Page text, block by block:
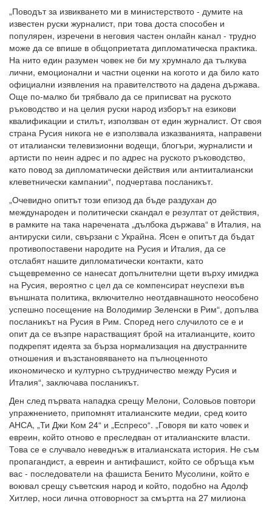
„Поводът за извикването ми в министерството - думите на
известен руски журналист, при това доста способен и
популярен, изречени в неговия частен онлайн канал - трудно
може да се впише в общоприетата дипломатическа практика.
На нито един разумен човек не би му хрумнало да тълкува
лични, емоционални и частни оценки на когото и да било като
официални изявления на правителството на дадена държава.
Още по-малко би трябвало да се приписват на руското
ръководство и на целия руски народ изборът на езикови
квалификации и стилът, използван от един журналист. От своя
страна Русия никога не е използвала изказванията, направени
от италиански телевизионни водещи, блогъри, журналисти и
артисти по неин адрес и по адрес на руското ръководство,
като повод за дипломатически действия или антииталиански
клеветнически кампании“, подчертава посланикът.
„Очевидно опитът този епизод да бъде раздухан до
международен и политически скандал е резултат от действия,
в рамките на така наречената „дълбока държава“ в Италия, на
антируски сили, свързани с Украйна. Ясен е опитът да бъдат
противопоставени народите на Русия и Италия, да се
отслабят нашите дипломатически контакти, като
същевременно се нанесат допълнителни щети върху имиджа
на Русия, вероятно с цел да се компенсират неуспехи във
външната политика, включително неотдавнашното неособено
успешно посещение на Володимир Зеленски в Рим“, допълва
посланикът на Русия в Рим. Според него случилото се е и
опит да се възпре нарастващият брой на италианците, които
подкрепят идеята за бърза нормализация на двустранните
отношения и възстановяването на пълноценното
икономическо и културно сътрудничество между Русия и
Италия“, заключава посланикът.
Ден след първата нападка срещу Мелони, Соловьов повтори
упражнението, припомнят италианските медии, сред които
АНСА, „Ти Джи Ком 24“ и „Еспресо“. „Говоря ви като човек и
евреин, който отново е преследван от италианските власти.
Това се е случвало неведнъж в италианската история. Не съм
пропагандист, а евреин и антифашист, който се обръща към
вас - последователи на фашиста Бенито Мусолини, който е
воювал срещу съветския народ и който, подобно на Адолф
Хитлер, носи лична отговорност за смъртта на 27 милиона